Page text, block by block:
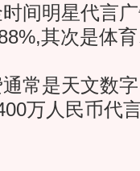
时间明星代言
其次是体
是天文数字
万人民币代